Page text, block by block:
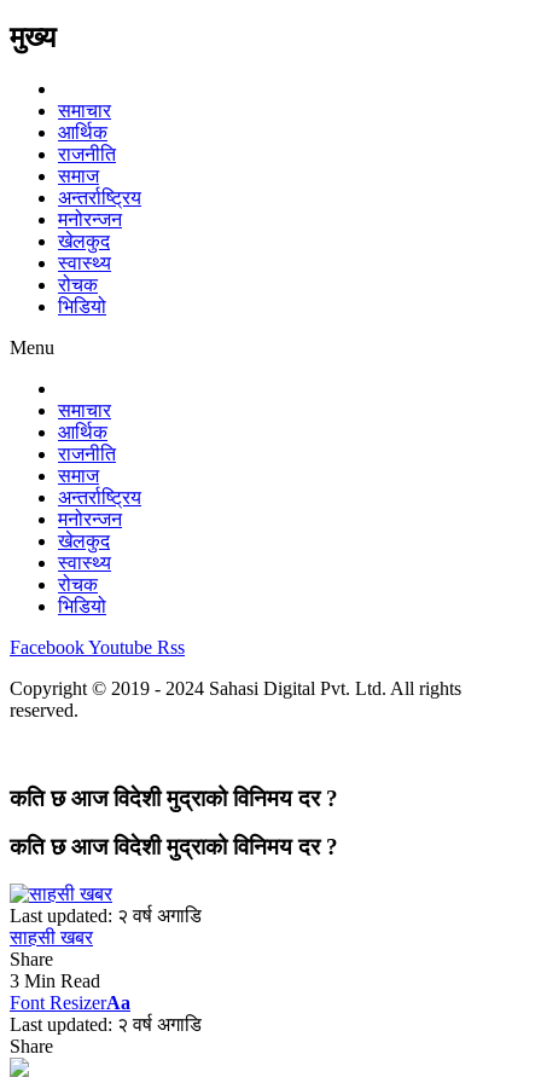
मुख्य
समाचार
आर्थिक
राजनीति
समाज
अन्तर्राष्ट्रिय
मनोरन्जन
खेलकुद
स्वास्थ्य
रोचक
भिडियो
Menu
समाचार
आर्थिक
राजनीति
समाज
अन्तर्राष्ट्रिय
मनोरन्जन
खेलकुद
स्वास्थ्य
रोचक
भिडियो
FacebookYoutube Rss
Copyright © 2019 - 2024 Sahasi Digital Pvt. Ltd. All rights
reserved.
कति छ आज विदेशी मुद्राको विनिमय दर ?
कति छ आज विदेशी मुद्राको विनिमय दर ?
Last updated: २ वर्ष अगाडि
साहसी खबर
Share
3 Min Read
Font ResizerAa
Last updated: २ वर्ष अगाडि
Share